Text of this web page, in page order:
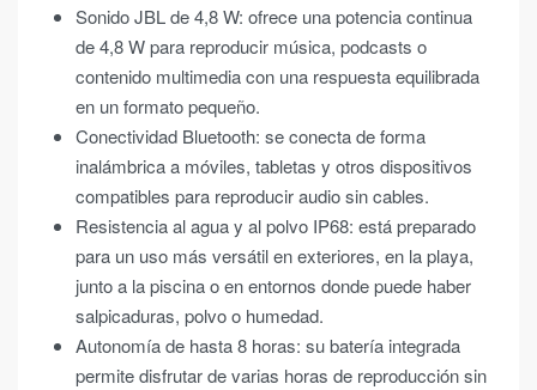
Sonido JBL de 4,8 W: ofrece una potencia continua
de 4,8 W para reproducir música, podcasts o
contenido multimedia con una respuesta equilibrada
en un formato pequeño.
Conectividad Bluetooth: se conecta de forma
inalámbrica a móviles, tabletas y otros dispositivos
compatibles para reproducir audio sin cables.
Resistencia al agua y al polvo IP68: está preparado
para un uso más versátil en exteriores, en la playa,
junto a la piscina o en entornos donde puede haber
salpicaduras, polvo o humedad.
Autonomía de hasta 8 horas: su batería integrada
permite disfrutar de varias horas de reproducción sin